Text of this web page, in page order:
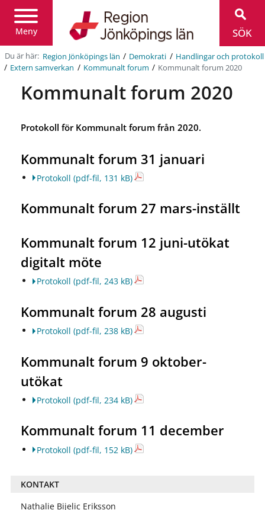
Meny
Jönköpings
län
SÖK
Du är här: Region Jönköpings län / Demokrati / Handlingar och protokoll
/ Extern samverkan / Kommunalt forum / Kommunalt forum 2020
Kommunalt forum 2020
Protokoll för Kommunalt forum från 2020.
Kommunalt forum 31 januari
Protokoll (pdf-fil, 131 kB)
Kommunalt forum 27 mars-inställt
Kommunalt forum 12 juni-utökat
digitalt möte
Protokoll (pdf-fil, 243 kB)
Kommunalt forum 28 augusti
Protokoll (pdf-fil, 238 kB)
Kommunalt forum 9 oktober-
utökat
Protokoll (pdf-fil, 234 kB)
Kommunalt forum 11 december
Protokoll (pdf-fil, 152 kB)
KONTAKT
Nathalie Bijelic Eriksson